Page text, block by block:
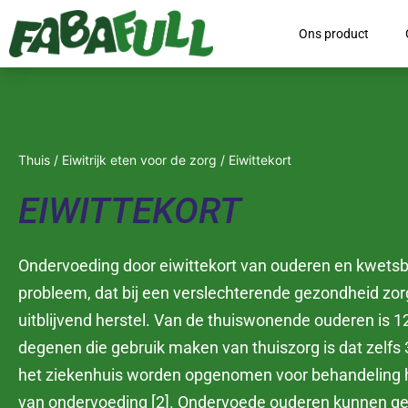
Ons product
Thuis / Eiwitrijk eten voor de zorg / Eiwittekort
EIWITTEKORT
Ondervoeding door eiwittekort van ouderen en
probleem, dat bij een verslechterende gezondheid
uitblijvend herstel. Van de thuiswonende ouderen is
degenen die gebruik maken van thuiszorg is dat zelfs
het ziekenhuis worden opgenomen voor
van ondervoeding [2]. Ondervoede ouderen kunnen